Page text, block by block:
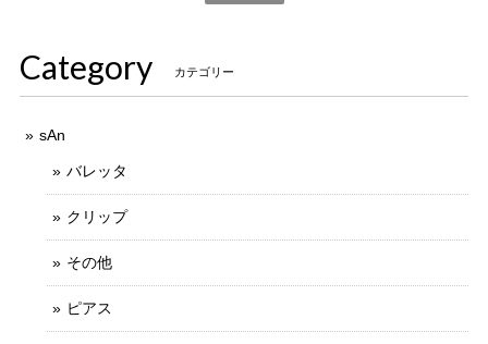
Category カテゴリー
sAn
バレッタ
クリップ
その他
ピアス